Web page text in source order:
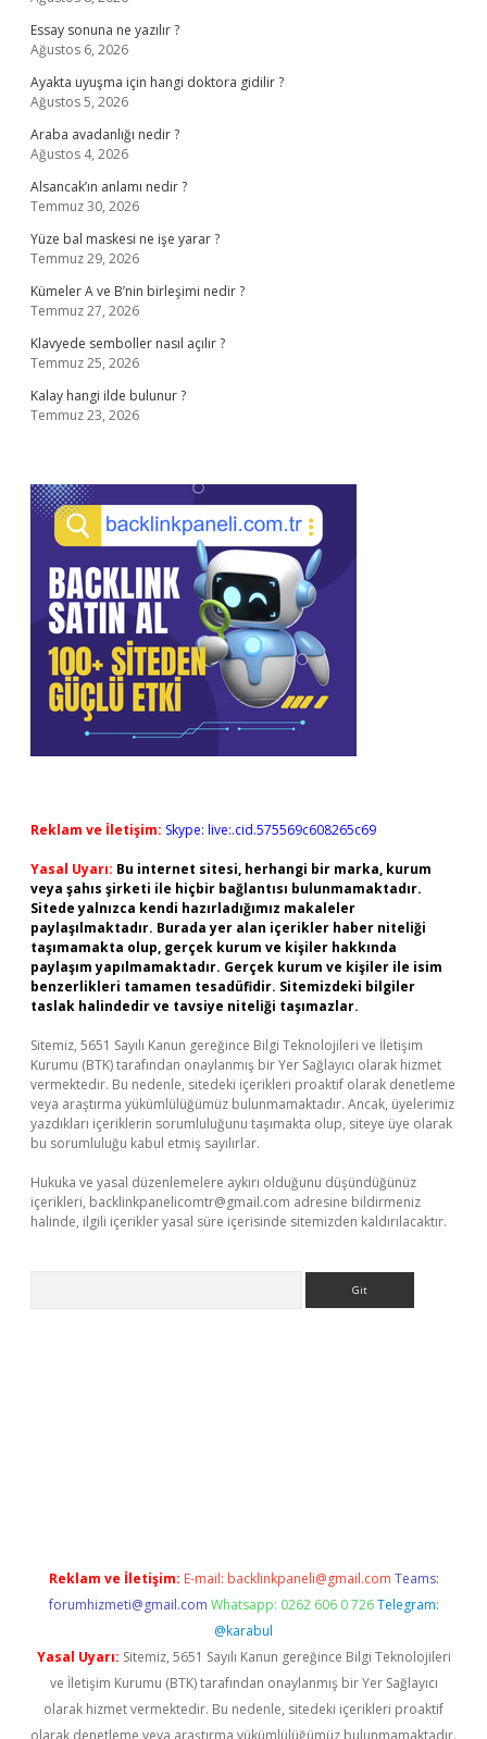
Essay sonuna ne yazılır ?
Ağustos 6, 2026
Ayakta uyuşma için hangi doktora gidilir ?
Ağustos 5, 2026
Araba avadanlığı nedir ?
Ağustos 4, 2026
Alsancak’ın anlamı nedir ?
Temmuz 30, 2026
Yüze bal maskesi ne işe yarar ?
Temmuz 29, 2026
Kümeler A ve B’nin birleşimi nedir ?
Temmuz 27, 2026
Klavyede semboller nasıl açılır ?
Temmuz 25, 2026
Kalay hangi ilde bulunur ?
Temmuz 23, 2026
Reklam ve İletişim: Skype: live:.cid.575569c608265c69
Yasal Uyarı: Bu internet sitesi, herhangi bir marka, kurum
veya şahıs şirketi ile hiçbir bağlantısı bulunmamaktadır.
Sitede yalnızca kendi hazırladığımız makaleler
paylaşılmaktadır. Burada yer alan içerikler haber niteliği
taşımamakta olup, gerçek kurum ve kişiler hakkında
paylaşım yapılmamaktadır. Gerçek kurum ve kişiler ile isim
benzerlikleri tamamen tesadüfidir. Sitemizdeki bilgiler
taslak halindedir ve tavsiye niteliği taşımazlar.
Sitemiz, 5651 Sayılı Kanun gereğince Bilgi Teknolojileri ve İletişim
Kurumu (BTK) tarafından onaylanmış bir Yer Sağlayıcı olarak hizmet
vermektedir. Bu nedenle, sitedeki içerikleri proaktif olarak denetleme
veya araştırma yükümlülüğümüz bulunmamaktadır. Ancak, üyelerimiz
yazdıkları içeriklerin sorumluluğunu taşımakta olup, siteye üye olarak
bu sorumluluğu kabul etmiş sayılırlar.
Hukuka ve yasal düzenlemelere aykırı olduğunu düşündüğünüz
içerikleri, backlinkpanelicomtr@gmail.com adresine bildirmeniz
halinde, ilgili içerikler yasal süre içerisinde sitemizden kaldırılacaktır.
Reklam ve İletişim: E-mail: backlinkpaneli@gmail.com Teams:
forumhizmeti@gmail.com Whatsapp: 0262 606 0 726 Telegram:
@karabul
Yasal Uyarı: Sitemiz, 5651 Sayılı Kanun gereğince Bilgi Teknolojileri
ve İletişim Kurumu (BTK) tarafından onaylanmış bir Yer Sağlayıcı
olarak hizmet vermektedir. Bu nedenle, sitedeki içerikleri proaktif
olarak denetleme veya araştırma yükümlülüğümüz bulunmamaktadır.